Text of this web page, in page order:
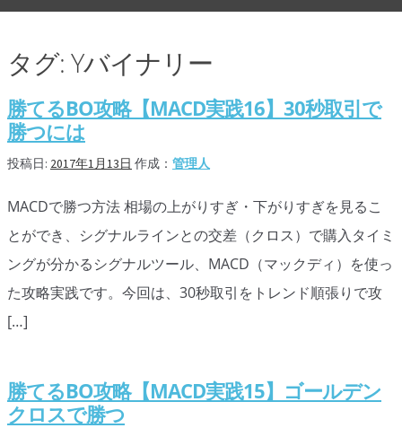
ゲ
シ
ョ
ン
へ
ス
キ
プ
テ
ツ
へ
ス
キ
ッ
プ
業者一覧
ハイローオーストラリア
オプションビット
基本ルール・取引のしかた
トレンドを見極める
シグナルはダマシに注意
タグ: Yバイナリー
勝てるBO攻略【MACD実践16】30秒取引で
勝つには
投稿日: 2017年1月13日 作成： 管理人
MACDで勝つ方法 相場の上がりすぎ・下がりすぎを見るこ
とができ、シグナルラインとの交差（クロス）で購入タイミ
ングが分かるシグナルツール、MACD（マックディ）を使っ
た攻略実践です。今回は、30秒取引をトレンド順張りで攻
[…]
勝てるBO攻略【MACD実践15】ゴールデン
クロスで勝つ